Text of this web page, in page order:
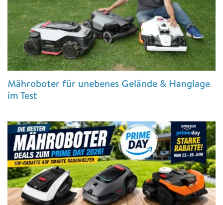
Mähroboter für unebenes Gelände & Hanglage
im Test